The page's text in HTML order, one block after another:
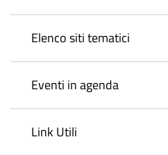
Elenco siti tematici
Eventi in agenda
Link Utili